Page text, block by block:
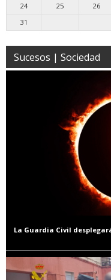
24 25 26
31
Sucesos | Sociedad
La Guardia Civil